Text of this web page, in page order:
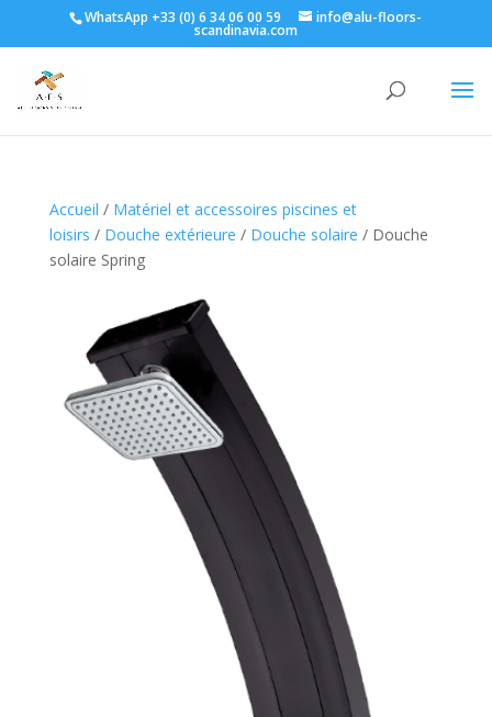
WhatsApp +33 (0) 6 34 06 00 59 info@alu-floors-
scandinavia.com
Accueil / Matériel et accessoires piscines et
loisirs / Douche extérieure / Douche solaire / Douche
solaire Spring